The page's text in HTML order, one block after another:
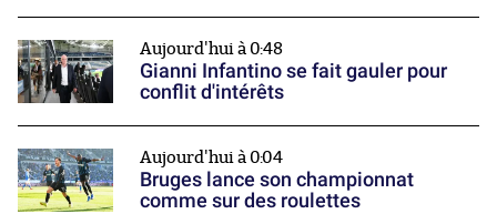
Aujourd'hui à 0:48
Gianni Infantino se fait gauler pour
conflit d'intérêts
Aujourd'hui à 0:04
Bruges lance son championnat
comme sur des roulettes